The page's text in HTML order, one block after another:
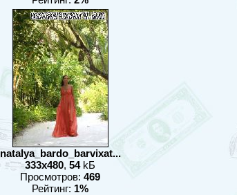
natalya_bardo_barvixat...
333x480, 54kБ
Просмотров: 469
Рейтинг: 1%